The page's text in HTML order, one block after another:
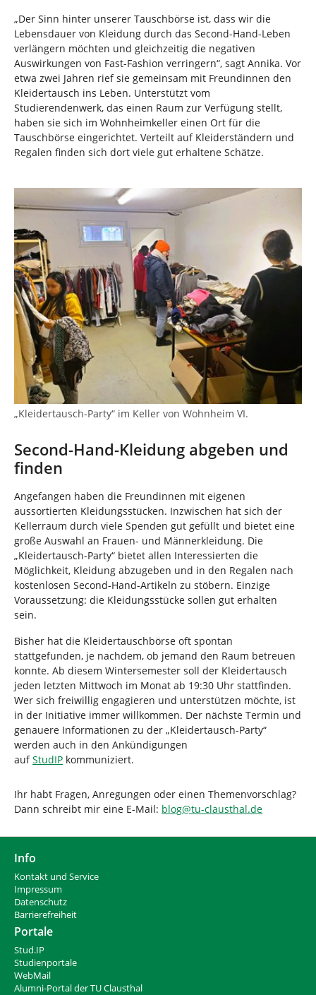
„Der Sinn hinter unserer Tauschbörse ist, dass wir die
Lebensdauer von Kleidung durch das Second-Hand-Leben
verlängern möchten und gleichzeitig die negativen
Auswirkungen von Fast-Fashion verringern“, sagt Annika. Vor
etwa zwei Jahren rief sie gemeinsam mit Freundinnen den
Kleidertausch ins Leben. Unterstützt vom
Studierendenwerk, das einen Raum zur Verfügung stellt,
haben sie sich im Wohnheimkeller einen Ort für die
Tauschbörse eingerichtet. Verteilt auf Kleiderständern und
Regalen finden sich dort viele gut erhaltene Schätze.
„Kleidertausch-Party“ im Keller von Wohnheim VI.
Second-Hand-Kleidung abgeben und
finden
Angefangen haben die Freundinnen mit eigenen
aussortierten Kleidungsstücken. Inzwischen hat sich der
Kellerraum durch viele Spenden gut gefüllt und bietet eine
große Auswahl an Frauen- und Männerkleidung. Die
„Kleidertausch-Party“ bietet allen Interessierten die
Möglichkeit, Kleidung abzugeben und in den Regalen nach
kostenlosen Second-Hand-Artikeln zu stöbern. Einzige
Voraussetzung: die Kleidungsstücke sollen gut erhalten
sein.
Bisher hat die Kleidertauschbörse oft spontan
stattgefunden, je nachdem, ob jemand den Raum betreuen
konnte. Ab diesem Wintersemester soll der Kleidertausch
jeden letzten Mittwoch im Monat ab 19:30 Uhr stattfinden.
Wer sich freiwillig engagieren und unterstützen möchte, ist
in der Initiative immer willkommen. Der nächste Termin und
genauere Informationen zu der „Kleidertausch-Party“
werden auch in den Ankündigungen
aufStudIP kommuniziert.
Ihr habt Fragen, Anregungen oder einen Themenvorschlag?
Dann schreibt mir eine E-Mail: blog@tu-clausthal.de
Info
Kontakt und Service
Impressum
Datenschutz
Barrierefreiheit
Portale
Stud.IP
Studienportale
WebMail
Alumni-Portal der TU Clausthal